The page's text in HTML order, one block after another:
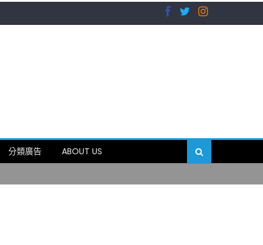
分類廣告
ABOUT US